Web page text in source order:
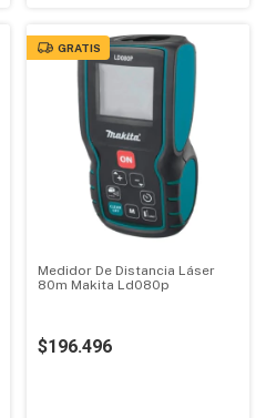
GRATIS
Medidor De Distancia Láser
80m Makita Ld080p
$196.496